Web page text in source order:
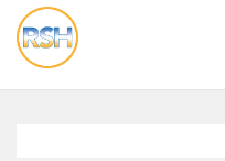
vai
alla